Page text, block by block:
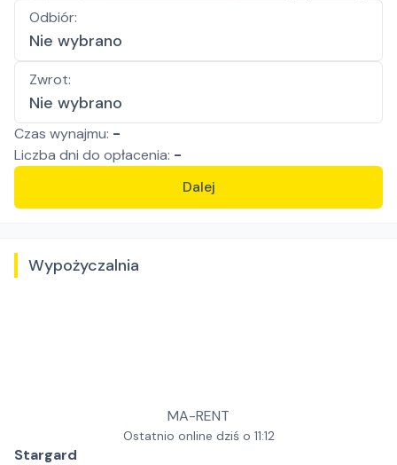
Odbiór:
Nie wybrano
Zwrot:
Nie wybrano
Czas wynajmu: -
Liczba dni do opłacenia: -
Dalej
Wypożyczalnia
MA-RENT
Ostatnio online dziś o 11:12
Stargard